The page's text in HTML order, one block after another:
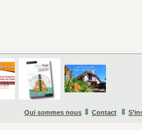
Qui sommes nous Contact